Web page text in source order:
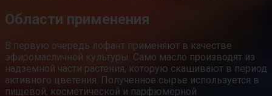
Области применения
В первую очередь лофант применяют в качестве
эфиромасличной культуры. Само масло производят из
надземной части растения, которую скашивают в период
активного цветения. Полученное сырье используется в
пищевой, косметической и парфюмерной